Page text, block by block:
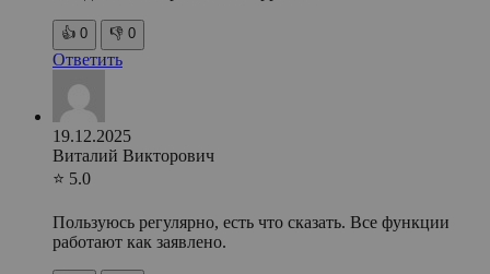
👍 0 👎 0
Ответить
19.12.2025
Виталий Викторович
⭐ 5.0
Пользуюсь регулярно, есть что сказать. Все функции
работают как заявлено.